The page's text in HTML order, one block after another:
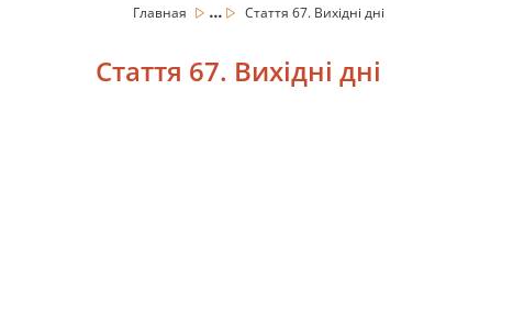
Главная ... Стаття 67. Вихідні дні
Стаття 67. Вихідні дні